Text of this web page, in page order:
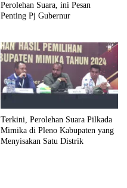
Perolehan Suara, ini Pesan
Penting Pj Gubernur
Terkini, Perolehan Suara Pilkada
Mimika di Pleno Kabupaten yang
Menyisakan Satu Distrik